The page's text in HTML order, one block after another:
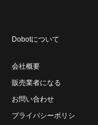
Dobotについて
会社概要
販売業者になる
お問い合わせ
プライバシーポリシ